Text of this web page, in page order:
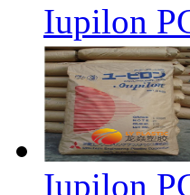
Iupilon
Iupilon